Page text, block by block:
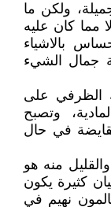
ولكن ما
مما كان عليه
بالاشياء
جمال الشيء
الظرفي على
وتصبح
في حال
منه هو
كثيرة يكون
نهيم في